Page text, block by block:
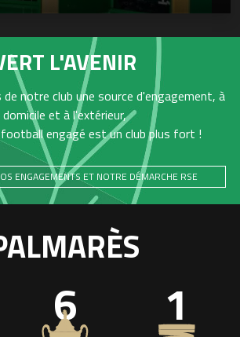
L'AVENIR
notre club une source d'engagement, à
domicile et à l'extérieur,
football engagé est un club plus fort !
ENGAGEMENTS ET NOTRE DÉMARCHE RSE
6 1